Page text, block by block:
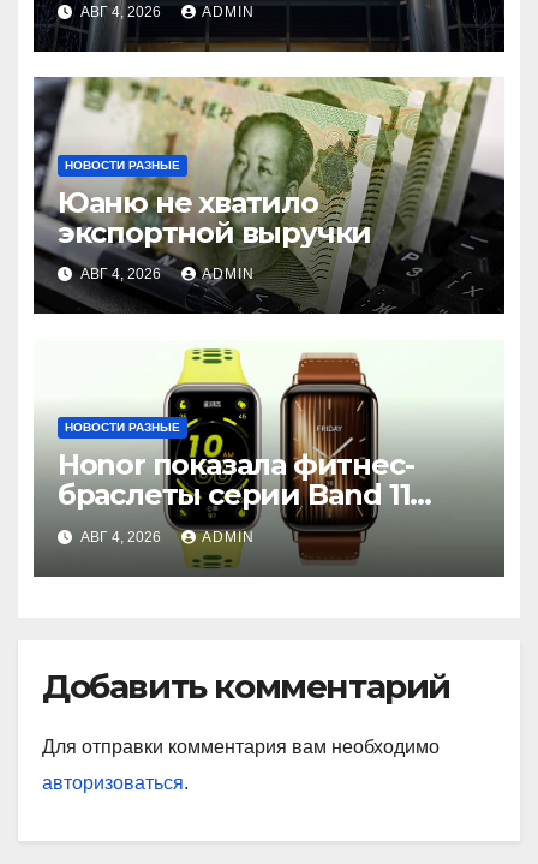
фонда денежного рынка
АВГ 4, 2026 ADMIN
НОВОСТИ РАЗНЫЕ
Юаню не хватило
экспортной выручки
АВГ 4, 2026 ADMIN
НОВОСТИ РАЗНЫЕ
Honor показала фитнес-
браслеты серии Band 11
с GPS и автономностью до
26 дней
АВГ 4, 2026 ADMIN
Добавить комментарий
Для отправки комментария вам необходимо
авторизоваться.